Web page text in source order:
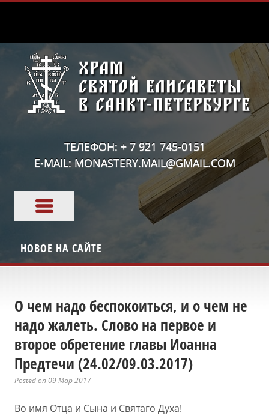
ТЕЛЕФОН: + 7 921 745-0151
E-MAIL: MONASTERY.MAIL@GMAIL.COM
НОВОЕ НА САЙТЕ
О чем надо беспокоиться, и о чем не
надо жалеть. Слово на первое и
второе обретение главы Иоанна
Предтечи (24.02/09.03.2017)
Posted on 09 Мар 2017
Во имя Отца и Сына и Святаго Духа!